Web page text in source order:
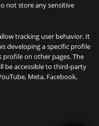
Cookies
Policy
zh
not store any sensitive
tracking user behavior. It
developing a specific profile
profile on other pages. The
be accessible to third-party
Meta, Facebook,